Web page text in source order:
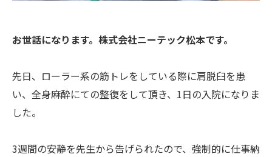
お世話になります。株式会社ニーテック松本です。
先日、ローラー系の筋トレをしている際に肩脱臼を患
い、全身麻酔にての整復をして頂き、1日の入院になりま
した。
3週間の安静を先生から告げられたので、強制的に仕事納